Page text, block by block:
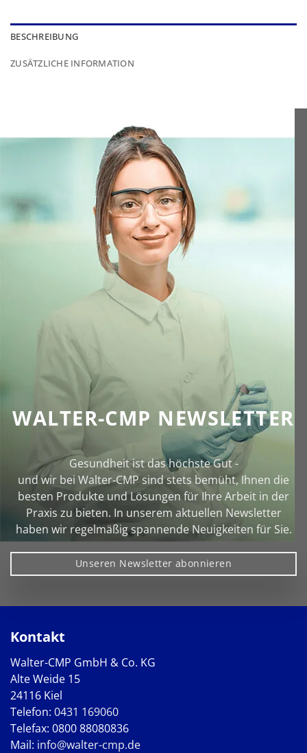
BESCHREIBUNG
ZUSÄTZLICHE INFORMATION
WALTER-CMP NEWSLETTER
Gesundheit ist das höchste Gut -
und wir bei Walter‑CMP sind stets bemüht, Ihnen die
besten Produkte und Lösungen für Ihre Arbeit in der
Praxis zu bieten. In unserem aktuellen Newsletter
haben wir regelmäßig spannende Neuigkeiten für Sie.
Unseren Newsletter abonnieren
Kontakt
Walter-CMP GmbH & Co. KG
Alte Weide 15
24116 Kiel
Telefon: 0431 169060
Telefax: 0800 88080836
Mail: info@walter-cmp.de